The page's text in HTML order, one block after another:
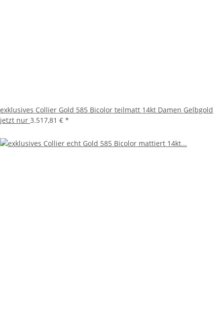
exklusives Collier Gold 585 Bicolor teilmatt 14kt Damen Gelbgold
jetzt nur 3.517,81 € *